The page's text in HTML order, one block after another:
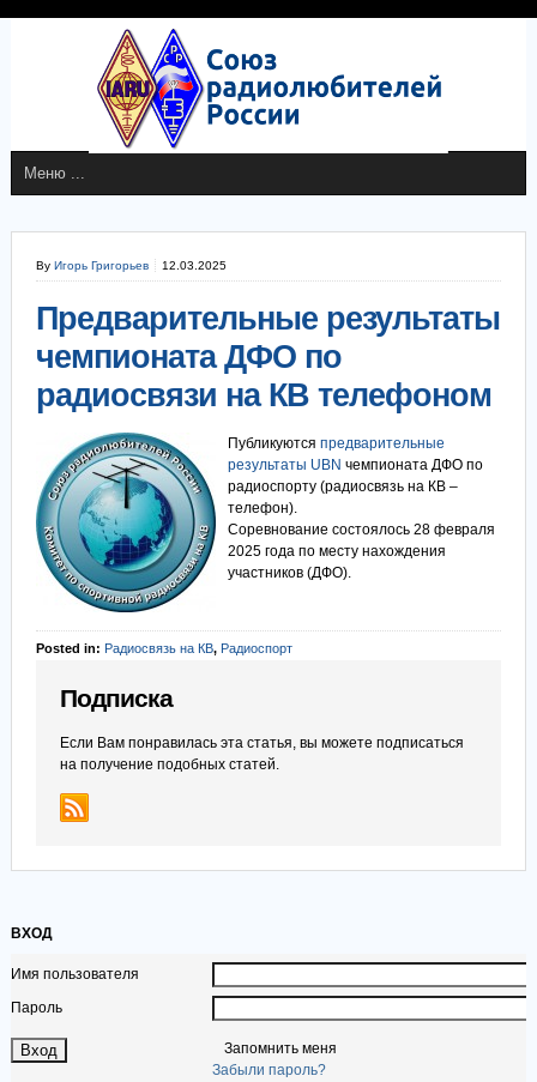
By Игорь Григорьев 12.03.2025
Предварительные результаты
чемпионата ДФО по
радиосвязи на КВ телефоном
Публикуются предварительные
результаты UBN чемпионата ДФО по
радиоспорту (радиосвязь на КВ –
телефон).
Соревнование состоялось 28 февраля
2025 года по месту нахождения
участников (ДФО).
Posted in: Радиосвязь на КВ, Радиоспорт
Подписка
Если Вам понравилась эта статья, вы можете подписаться
на получение подобных статей.
ВХОД
Имя пользователя
Пароль
Запомнить меня
Забыли пароль?